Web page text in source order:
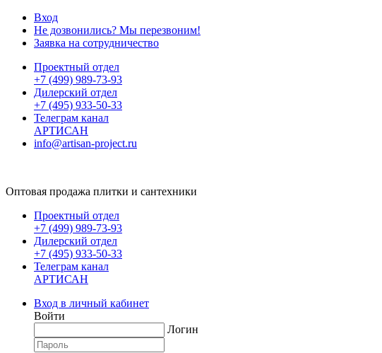
Вход
Не дозвонились? Мы перезвоним!
Заявка на сотрудничество
Проектный отдел
+7 (499) 989-73-93
Дилерский отдел
+7 (495) 933-50-33
Телеграм канал
АРТИСАН
info@artisan-project.ru
Оптовая продажа плитки и сантехники
Проектный отдел
+7 (499) 989-73-93
Дилерский отдел
+7 (495) 933-50-33
Телеграм канал
АРТИСАН
Вход в личный кабинет
Войти
Логин